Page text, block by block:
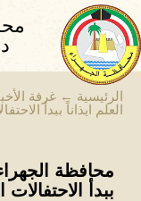
الرئيسية ← غرفة
العلم ايذاناً ببدأ
محافظة
ببدأ الاحتفالات